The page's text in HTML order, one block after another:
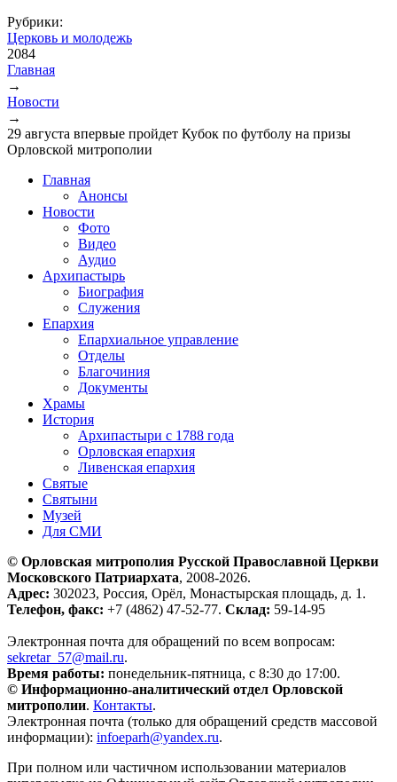
Рубрики:
Церковь и молодежь
2084
Вы здесь
Главная
→
Новости
→
29 августа впервые пройдет Кубок по футболу на призы
Орловской митрополии
Главная
Анонсы
Новости
Фото
Видео
Аудио
Архипастырь
Биография
Служения
Епархия
Епархиальное управление
Отделы
Благочиния
Документы
Храмы
История
Архипастыри с 1788 года
Орловская епархия
Ливенская епархия
Святые
Святыни
Музей
Для СМИ
© Орловская митрополия Русской Православной Церкви
Московского Патриархата, 2008-2026.
Адрес: 302023, Россия, Орёл, Монастырская площадь, д. 1.
Телефон, факс: +7 (4862) 47-52-77. Склад: 59-14-95
Электронная почта для обращений по всем вопросам:
sekretar_57@mail.ru.
Время работы: понедельник-пятница, с 8:30 до 17:00.
© Информационно-аналитический отдел Орловской
митрополии. Контакты.
Электронная почта (только для обращений средств массовой
информации): infoeparh@yandex.ru.
При полном или частичном использовании материалов